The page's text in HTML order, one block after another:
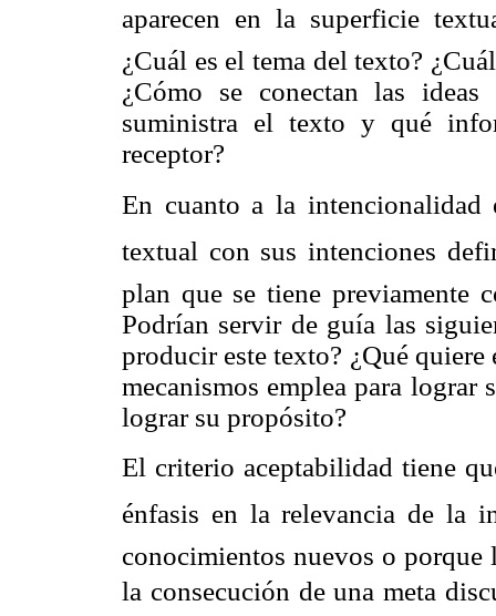
aparecen en la superficie
¿Cuál es el tema del texto?
¿Cómo se conectan las
suministra el texto y qué
receptor?
En cuanto a la intencionalidad
textual con sus intenciones
plan que se tiene previamente
Podrían servir de guía las
producir este texto? ¿Qué quiere
mecanismos emplea para lograr
lograr su propósito?
El criterio aceptabilidad tiene
énfasis en la relevancia de la
conocimientos nuevos o
la consecución de una meta